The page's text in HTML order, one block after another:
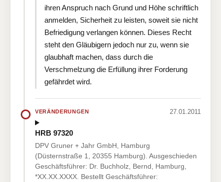
ihren Anspruch nach Grund und Höhe schriftlich
anmelden, Sicherheit zu leisten, soweit sie nicht
Befriedigung verlangen können. Dieses Recht
steht den Gläubigern jedoch nur zu, wenn sie
glaubhaft machen, dass durch die
Verschmelzung die Erfüllung ihrer Forderung
gefährdet wird.
VERÄNDERUNGEN 27.01.2011
HRB 97320
DPV Gruner + Jahr GmbH, Hamburg
(Düsternstraße 1, 20355 Hamburg). Ausgeschieden
Geschäftsführer: Dr. Buchholz, Bernd, Hamburg,
*XX.XX.XXXX. Bestellt Geschäftsführer: